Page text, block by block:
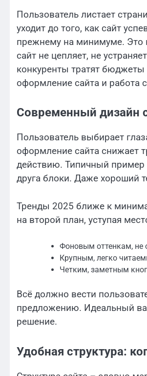
Пользователь листает
уходит до того, как сайт
прежнему на минимуме. Это
сайт не цепляет, не
конкуренты тратят бюджеты
оформление сайта и работа
Современный дизайн
Пользователь выбирает
оформление сайта снижает
действию. Типичный
друга блоки. Даже хороший
Тренды 2025 ближе к
на второй план, уступая
Фоновым оттенкам, не
Крупным, легко
Четким, заметным
Всё должно вести
предложению. Идеальный
решение.
Удобная структура: